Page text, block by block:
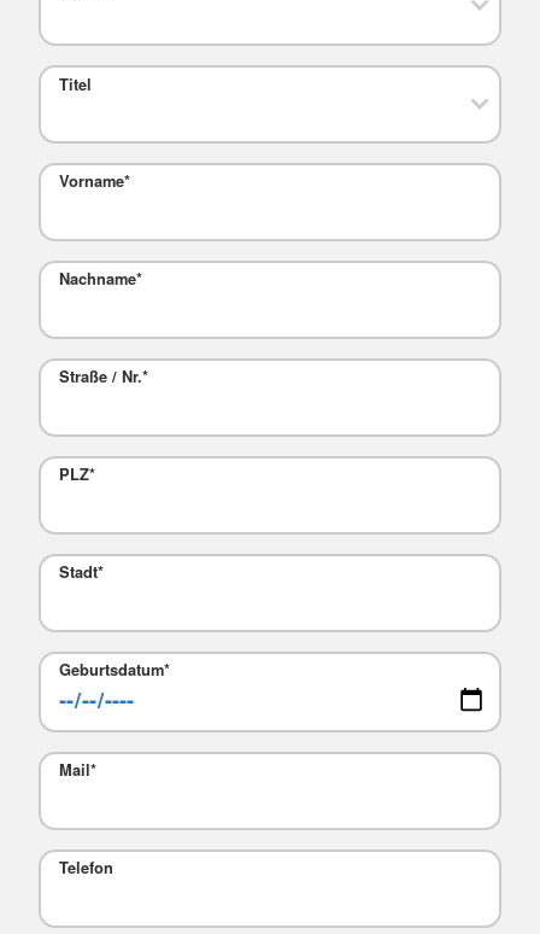
Titel
Vorname*
Nachname*
Straße / Nr.*
PLZ*
Stadt*
Geburtsdatum*
Mail*
Telefon